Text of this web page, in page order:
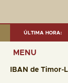
ÚLTIMA HORA:
OF 30 SEP. 2025:
MENU
IBAN de Timor-